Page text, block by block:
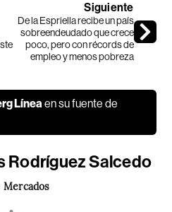
Siguiente
De la Espriella recibe un país
sobreendeudado que crece
poco, pero con récords de
empleo y menos pobreza
Líneaen su fuente de
Rodríguez Salcedo